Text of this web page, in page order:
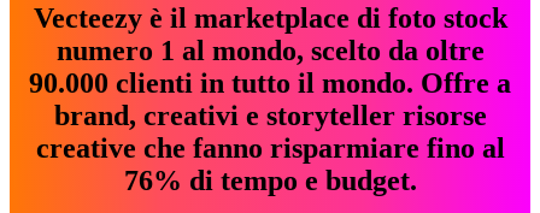
Vecteezy è il marketplace di foto stock
numero 1 al mondo, scelto da oltre
90.000 clienti in tutto il mondo. Offre a
brand, creativi e storyteller risorse
creative che fanno risparmiare fino al
76% di tempo e budget.